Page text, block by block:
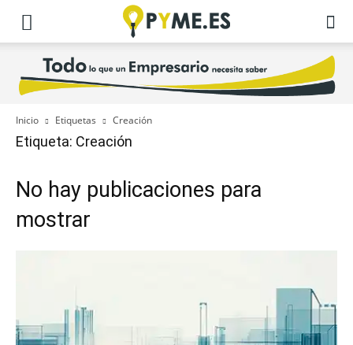
Inicio Etiquetas Creación
Etiqueta: Creación
No hay publicaciones para
mostrar